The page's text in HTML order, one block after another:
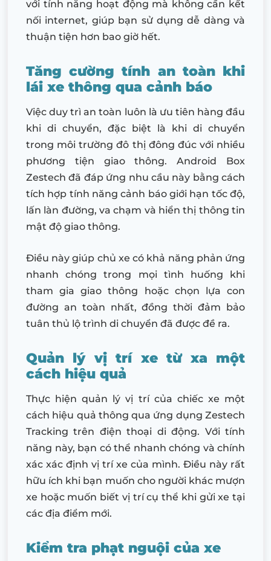
với tính năng hoạt động mà không cần kết
nối internet, giúp bạn sử dụng dễ dàng và
thuận tiện hơn bao giờ hết.
Tăng cường tính an toàn khi
lái xe thông qua cảnh báo
Việc duy trì an toàn luôn là ưu tiên hàng đầu
khi di chuyển, đặc biệt là khi di chuyển
trong môi trường đô thị đông đúc với nhiều
phương tiện giao thông. Android Box
Zestech đã đáp ứng nhu cầu này bằng cách
tích hợp tính năng cảnh báo giới hạn tốc độ,
lấn làn đường, va chạm và hiển thị thông tin
mật độ giao thông.
Điều này giúp chủ xe có khả năng phản ứng
nhanh chóng trong mọi tình huống khi
tham gia giao thông hoặc chọn lựa con
đường an toàn nhất, đồng thời đảm bảo
tuân thủ lộ trình di chuyển đã được đề ra.
Quản lý vị trí xe từ xa một
cách hiệu quả
Thực hiện quản lý vị trí của chiếc xe một
cách hiệu quả thông qua ứng dụng Zestech
Tracking trên điện thoại di động. Với tính
năng này, bạn có thể nhanh chóng và chính
xác xác định vị trí xe của mình. Điều này rất
hữu ích khi bạn muốn cho người khác mượn
xe hoặc muốn biết vị trí cụ thể khi gửi xe tại
các địa điểm mới.
Kiểm tra phạt nguội của xe